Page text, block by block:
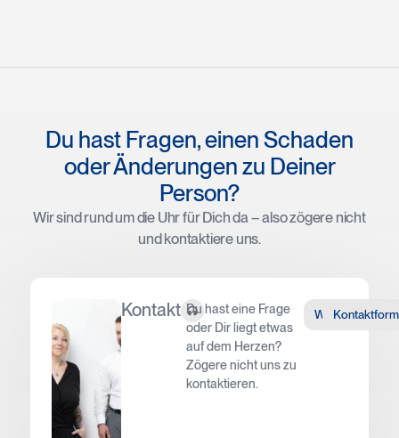
Du hast Fragen, einen Schaden
oder Änderungen zu Deiner
Person?
Wir sind rund um die Uhr für Dich da – also zögere nicht
und kontaktiere uns.
Kontakt Du hast eine Frage
oder Dir liegt etwas
auf dem Herzen?
Zögere nicht uns zu
kontaktieren.
WhatsApp